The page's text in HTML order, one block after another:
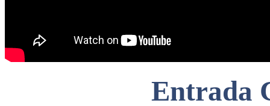
Entrada